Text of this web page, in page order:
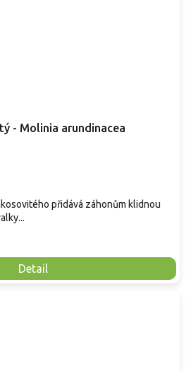
- Molinia arundinacea
Detail
přidává záhonům klidnou